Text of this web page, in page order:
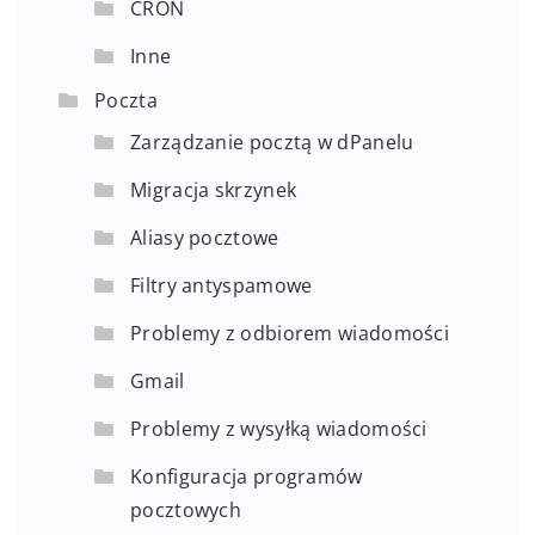
CRON
Inne
Poczta
Zarządzanie pocztą w dPanelu
Migracja skrzynek
Aliasy pocztowe
Filtry antyspamowe
Problemy z odbiorem wiadomości
Gmail
Problemy z wysyłką wiadomości
Konfiguracja programów
pocztowych